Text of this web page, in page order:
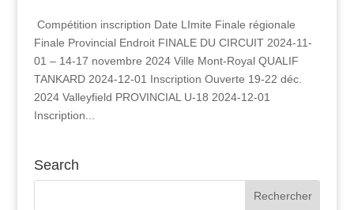
Compétition inscription Date LImite Finale régionale
Finale Provincial Endroit FINALE DU CIRCUIT 2024-11-
01 – 14-17 novembre 2024 Ville Mont-Royal QUALIF
TANKARD 2024-12-01 Inscription Ouverte 19-22 déc.
2024 Valleyfield PROVINCIAL U-18 2024-12-01
Inscription...
Search